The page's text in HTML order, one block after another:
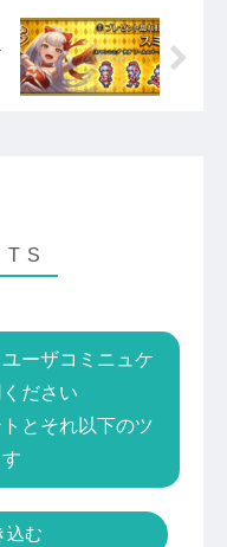
ーザコミニュケ
ださい
とそれ以下のツ
込む